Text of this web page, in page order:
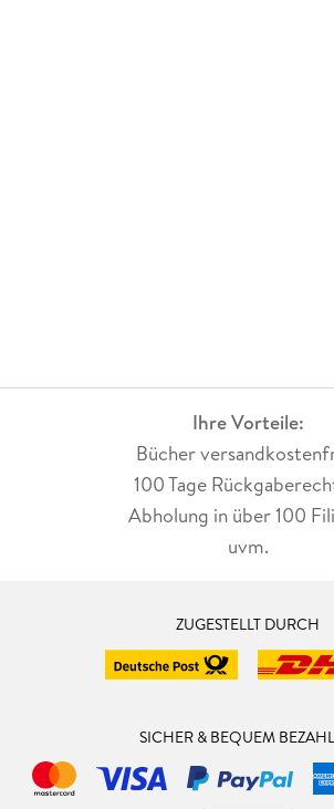
Ihre Vorteile:
Bücher
100 Tage
Abholung in über 100
uvm.
ZUGESTELLT DURCH
SICHER & BEQUEM